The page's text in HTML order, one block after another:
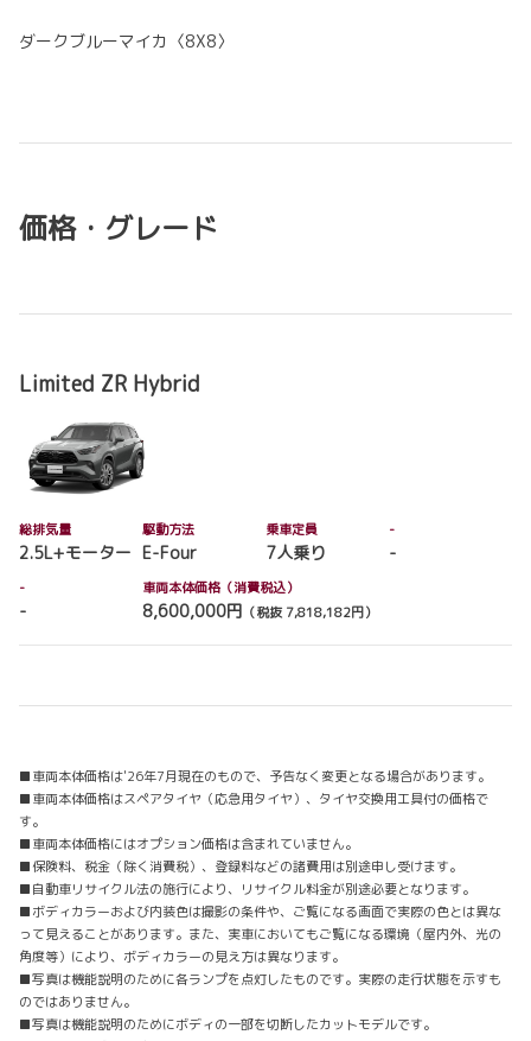
ダークブルーマイカ〈8X8〉
価格・グレード
Limited ZR Hybrid
総排気量
2.5L+モーター
駆動方法
E-Four
乗車定員
7人乗り
-
-
-
-
車両本体価格（消費税込）
8,600,000円 （税抜 7,818,182円）
■車両本体価格は'26年7月現在のもので、予告なく変更となる場合があります。
■車両本体価格はスペアタイヤ（応急用タイヤ）、タイヤ交換用工具付の価格で
す。
■車両本体価格にはオプション価格は含まれていません。
■保険料、税金（除く消費税）、登録料などの諸費用は別途申し受けます。
■自動車リサイクル法の施行により、リサイクル料金が別途必要となります。
■ボディカラーおよび内装色は撮影の条件や、ご覧になる画面で実際の色とは異な
って見えることがあります。また、実車においてもご覧になる環境（屋内外、光の
角度等）により、ボディカラーの見え方は異なります。
■写真は機能説明のために各ランプを点灯したものです。実際の走行状態を示すも
のではありません。
■写真は機能説明のためにボディの一部を切断したカットモデルです。